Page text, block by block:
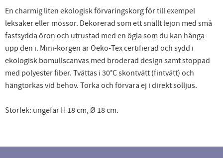
En charmig liten ekologisk förvaringskorg för till exempel
leksaker eller mössor. Dekorerad som ett snällt lejon med små
fastsydda öron och utrustad med en ögla som du kan hänga
upp den i. Mini-korgen är Oeko-Tex certifierad och sydd i
ekologisk bomullscanvas med broderad design samt stoppad
med polyester fiber. Tvättas i 30°C skontvätt (fintvätt) och
hängtorkas vid behov. Torka och förvara ej i direkt solljus.
Storlek: ungefär H 18 cm, Ø 18 cm.